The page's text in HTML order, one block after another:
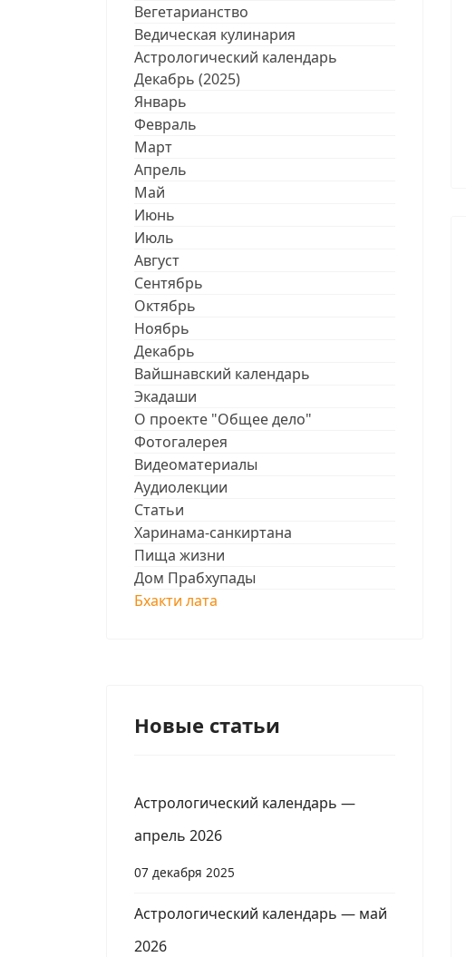
Вегетарианство
Ведическая кулинария
Астрологический календарь
Декабрь (2025)
Январь
Февраль
Март
Апрель
Май
Июнь
Июль
Август
Сентябрь
Октябрь
Ноябрь
Декабрь
Вайшнавский календарь
Экадаши
О проекте "Общее дело"
Фотогалерея
Видеоматериалы
Аудиолекции
Статьи
Харинама-санкиртана
Пища жизни
Дом Прабхупады
Бхакти лата
Новые статьи
Астрологический календарь —
апрель 2026
07 декабря 2025
Астрологический календарь — май
2026